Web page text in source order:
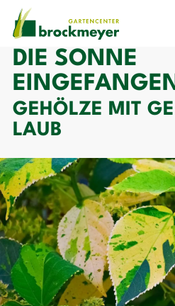
DIE SONNE
GEHÖLZE MIT
LAUB